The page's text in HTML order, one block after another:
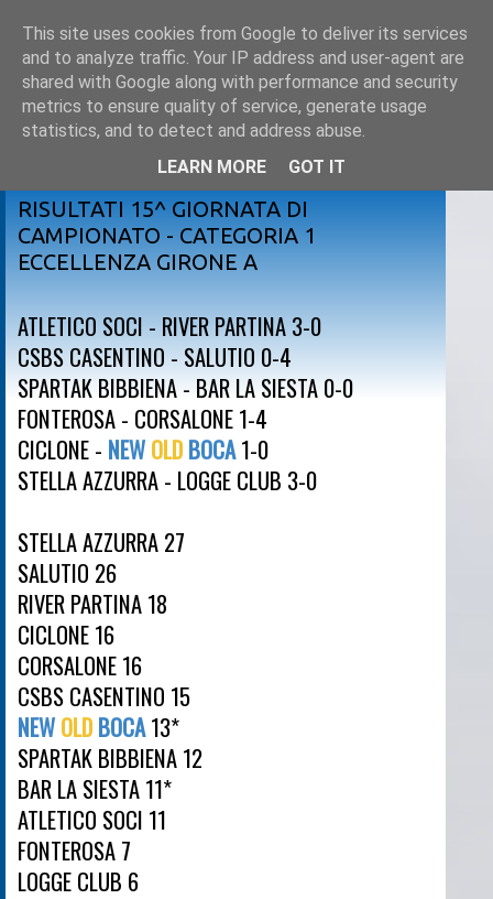
sabato 18 febbraio 2023
RISULTATI 15^ GIORNATA DI
CAMPIONATO - CATEGORIA 1
ECCELLENZA GIRONE A
ATLETICO SOCI - RIVER PARTINA 3-0
CSBS CASENTINO - SALUTIO 0-4
SPARTAK BIBBIENA - BAR LA SIESTA 0-0
FONTEROSA - CORSALONE 1-4
CICLONE - NEW OLD BOCA1-0
STELLA AZZURRA - LOGGE CLUB 3-0
STELLA AZZURRA 27
SALUTIO 26
RIVER PARTINA 18
CICLONE 16
CORSALONE 16
CSBS CASENTINO 15
NEW OLD BOCA13*
SPARTAK BIBBIENA 12
BAR LA SIESTA 11*
ATLETICO SOCI 11
FONTEROSA 7
LOGGE CLUB 6
This site uses cookies from Google to deliver its services
and to analyze traffic. Your IP address and user-agent are
shared with Google along with performance and security
metrics to ensure quality of service, generate usage
statistics, and to detect and address abuse.
LEARN MORE
GOT IT